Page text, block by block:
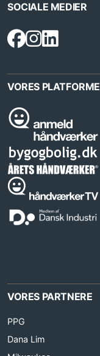
SOCIALE MEDIER
VORES PLATFORME
VORES PARTNERE
PPG
Dana Lim